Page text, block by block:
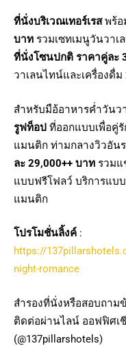
ที่นั่งบริเวณเทอร์เรสพร้อ
บาท รวมเซทเมนูวันวาเ
ที่นั่งโซนปกติ ราคาคู่ละ
วาเลนไทน์และเครื่องดื่ม
สำหรับมือ้อาหารค่ำวันว
รูฟท็อป ที่ออกแบบเพื่อคู่
แมนติก ท่ามกลางวิวอัน
ละ 29,000++ บาท รวมแ
แบบฟรีโฟลว์ บริการแบ
แมนติก
โปรโมชั่นลิ้งค์ :
https://
night-romance
สำรองที่นั่งหรือสอบถาม
ติดต่อผ่านไลน์ ออฟฟิศเชี
(@137pillarshotels)